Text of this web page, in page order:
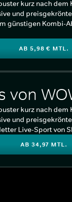
kurz nach dem
und
günstigen Kombi-
AB 5,98 € MTL.
von
kurz nach dem
und
Live-Sport von
AB 34,97 MTL.